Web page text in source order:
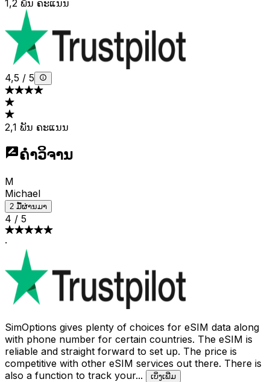
1,2 ພັນ ຄະແນນ
4,5 / 5
2,1 ພັນ ຄະແນນ
ຄໍາວິຈານ
M
Michael
2 ມື້ຜ່ານມາ
4 / 5
·
SimOptions gives plenty of choices for eSIM data along
with phone number for certain countries. The eSIM is
reliable and straight forward to set up. The price is
competitive with other eSIM services out there. There is
also a function to track your... ເບິ່ງເພີ່ມ